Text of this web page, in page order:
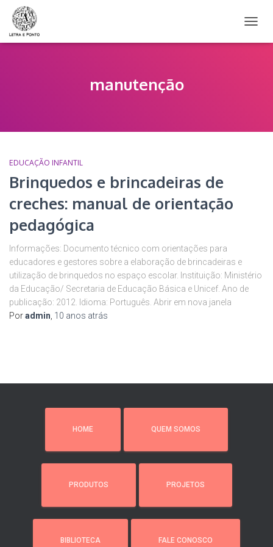
manutenção
EDUCAÇÃO INFANTIL
Brinquedos e brincadeiras de
creches: manual de orientação
pedagógica
Informações: Documento técnico com orientações para
educadores e gestores sobre a elaboração de brincadeiras e
utilização de brinquedos no espaço escolar. Instituição: Ministério
da Educação/ Secretaria de Educação Básica e Unicef. Ano de
publicação: 2012. Idioma: Português. Abrir em nova janela
Poradmin 10 anos atrás
HOME QUEM SOMOS
PRODUTOS PROJETOS
BIBLIOTECA FALE CONOSCO